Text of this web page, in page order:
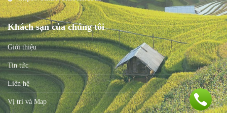
Khách sạn của chúng tôi
Giới thiệu
Tin tức
Liên hệ
Vị trí và Map